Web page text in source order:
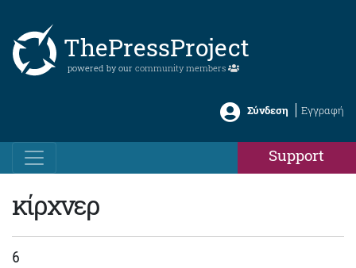
ThePressProject
powered by our community members
Σύνδεση Εγγραφή
Support
κίρχνερ
6